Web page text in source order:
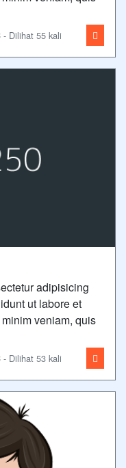
Dilihat 55 kali
adipisicing
ut labore et
veniam, quis
Dilihat 53 kali